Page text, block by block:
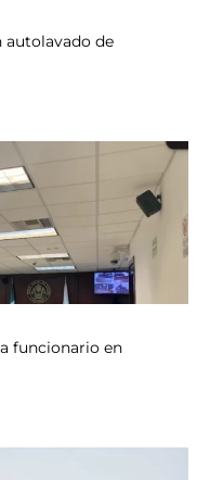
autolavado de
funcionario en